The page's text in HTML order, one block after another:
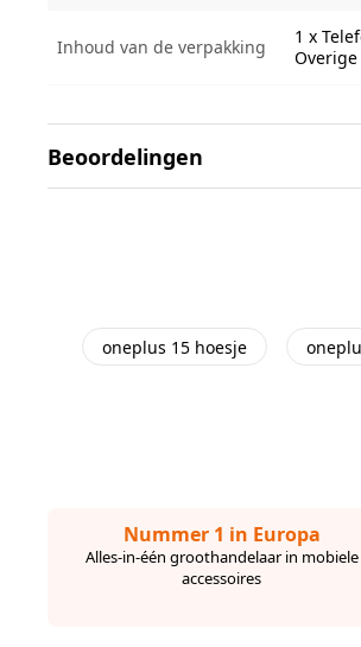
Inhoud van de verpakking
1 x
Beoordelingen
oneplus 15 hoesje
Nummer 1 in Europa
Alles-in-één groothandelaar in mobiele
accessoires